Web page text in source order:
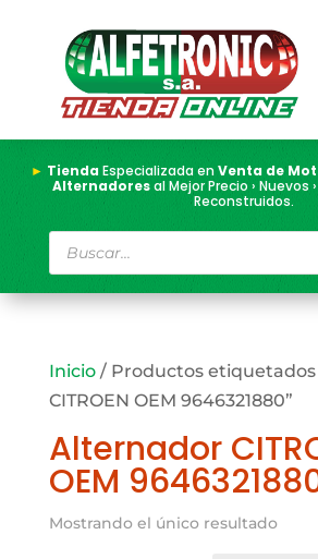
► TiendaEspecializada enVenta de
Alternadoresal Mejor Precio ›
Reconstruidos.
Búsqueda
de
productos
Inicio/ Productos etiquetados
CITROEN OEM 9646321880”
Alternador
OEM
Mostrando el único resultado